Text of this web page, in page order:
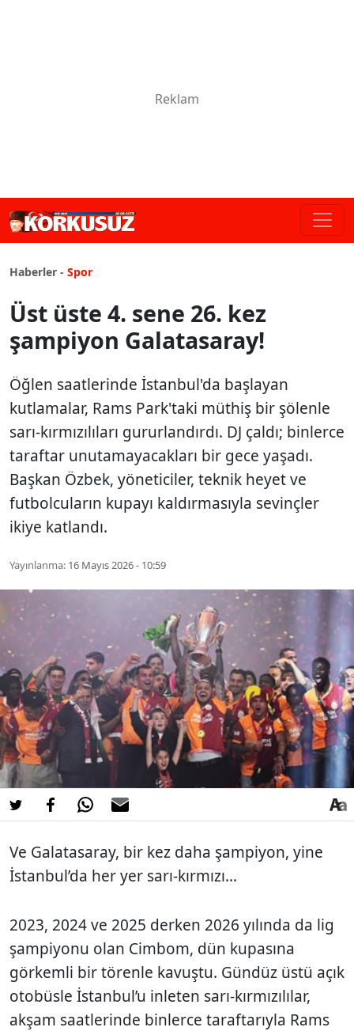
Haberler - Spor
Üst üste 4. sene 26. kez
şampiyon Galatasaray!
Öğlen saatlerinde İstanbul'da başlayan
kutlamalar, Rams Park'taki müthiş bir şölenle
sarı-kırmızılıları gururlandırdı. DJ çaldı; binlerce
taraftar unutamayacakları bir gece yaşadı.
Başkan Özbek, yöneticiler, teknik heyet ve
futbolcuların kupayı kaldırmasıyla sevinçler
ikiye katlandı.
Yayınlanma: 16 Mayıs 2026 - 10:59
Ve Galatasaray, bir kez daha şampiyon, yine
İstanbul’da her yer sarı-kırmızı...
2023, 2024 ve 2025 derken 2026 yılında da lig
şampiyonu olan Cimbom, dün kupasına
görkemli bir törenle kavuştu. Gündüz üstü açık
otobüsle İstanbul’u inleten sarı-kırmızılılar,
akşam saatlerinde binlerce taraftarıyla Rams